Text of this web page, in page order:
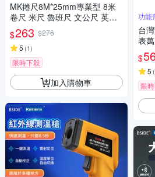
MK捲尺8M*25mm專業型 8米
卷尺 米尺 魯班尺 文公尺 英呎
量尺
$263 $276
5 (1)
限時下殺
加入購物車
功能
台
表
(
流
體
保
$
5 (
限